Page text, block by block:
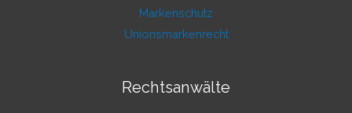
Markenschutz
Unionsmarkenrecht
Rechtsanwälte